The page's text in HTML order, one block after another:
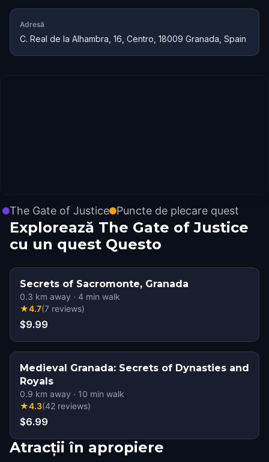
Adresă
C. Real de la Alhambra, 16, Centro, 18009 Granada, Spain
The Gate of Justice Puncte de plecare quest
Explorează The Gate of Justice
cu un quest Questo
Secrets of Sacromonte, Granada
0.3 km away · 4 min walk
★4.7(7 reviews)
$9.99
Medieval Granada: Secrets of Dynasties and
Royals
0.9 km away · 10 min walk
★4.3(42 reviews)
$6.99
Atracții în apropiere